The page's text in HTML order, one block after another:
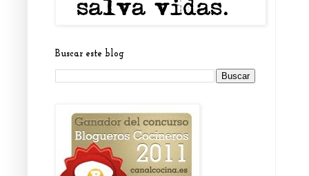
Buscar este blog